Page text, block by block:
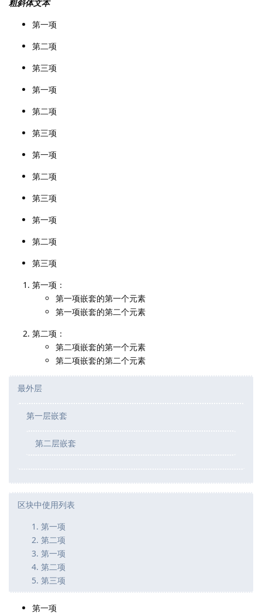
粗斜体文本
第一项
第二项
第三项
第一项
第二项
第三项
第一项
第二项
第三项
第一项
第二项
第三项
第一项：
第一项嵌套的第一个元素
第一项嵌套的第二个元素
第二项：
第二项嵌套的第一个元素
第二项嵌套的第二个元素
最外层
第一层嵌套
第二层嵌套
区块中使用列表
第一项
第二项
第一项
第二项
第三项
第一项